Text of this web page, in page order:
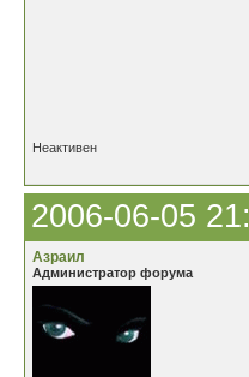
Неактивен
2006-06-05
Азраил
Администратор форума